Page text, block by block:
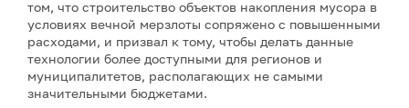
том, что строительство объектов накопления мусора в
условиях вечной мерзлоты сопряжено с повышенными
расходами, и призвал к тому, чтобы делать данные
технологии более доступными для регионов и
муниципалитетов, располагающих не самыми
значительными бюджетами.